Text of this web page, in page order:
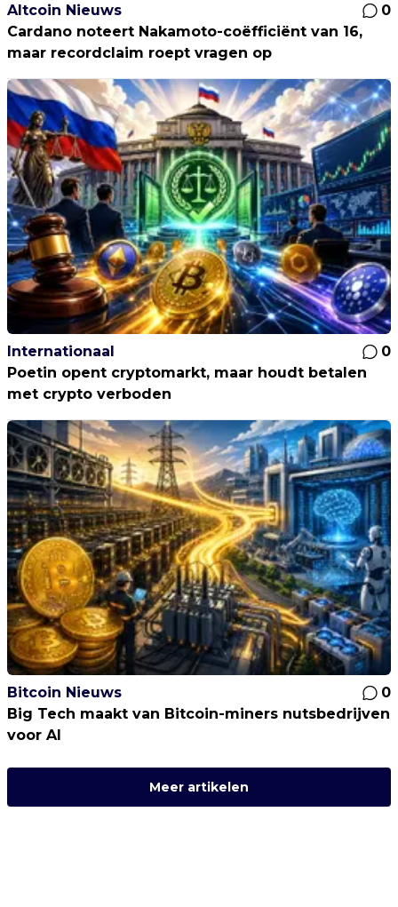
Altcoin Nieuws
0
Cardano noteert Nakamoto-coëfficiënt van 16,
maar recordclaim roept vragen op
Internationaal
0
Poetin opent cryptomarkt, maar houdt betalen
met crypto verboden
Bitcoin Nieuws
0
Big Tech maakt van Bitcoin-miners nutsbedrijven
voor AI
Meer artikelen